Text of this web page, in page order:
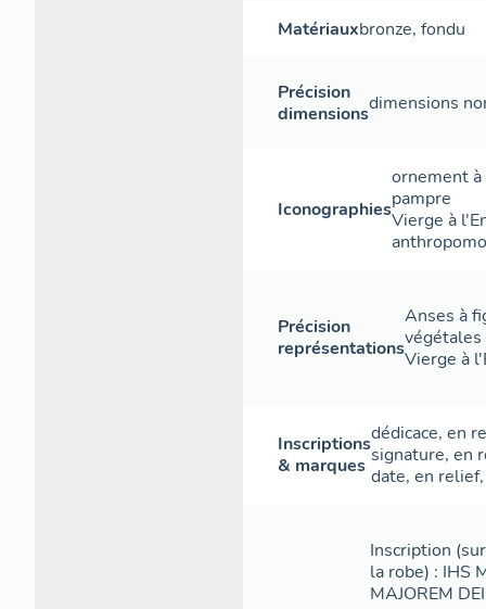
Matériauxbronze, fondu
Précision
dimensionsdimensions
Iconographies
ornement
pampre
Vierge à
Précision
représentations
Anses à
végétales
Vierge à
Inscriptions
& marques
dédicace, en
signature, en
date, en relief
Inscription
la robe) : IHS
MAJOREM